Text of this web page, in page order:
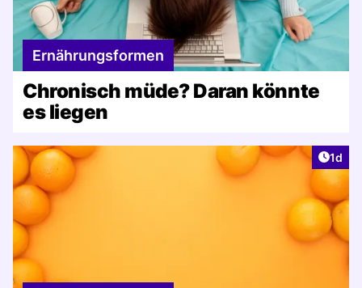
Ernährungsformen
Chronisch müde? Daran könnte
es liegen
1d